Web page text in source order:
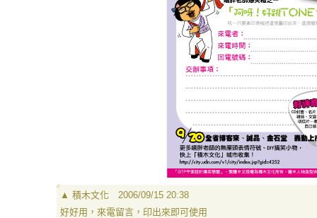
▲ 積木文化
2006/09/15 20:38
好好用，來電留言，印出來即可使用